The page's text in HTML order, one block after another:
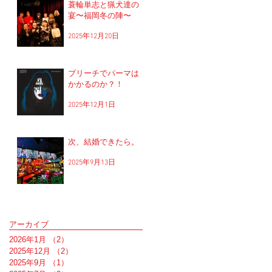
蓑輪単志と猟犬達の
宴〜福岡冬の陣〜
2025年12月20日
ブリーチでパーマは
かかるのか？！
2025年12月1日
次、結婚できたら。
2025年9月13日
アーカイブ
2026年1月 （2）
2025年12月
（2）
2025年9月
（1）